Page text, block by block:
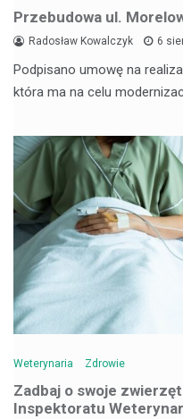
Przebudowa ul.
Radosław Kowalczyk 6
Podpisano umowę na
która ma na celu
Weterynaria Zdrowie
Zadbaj o swoje
Inspektoratu